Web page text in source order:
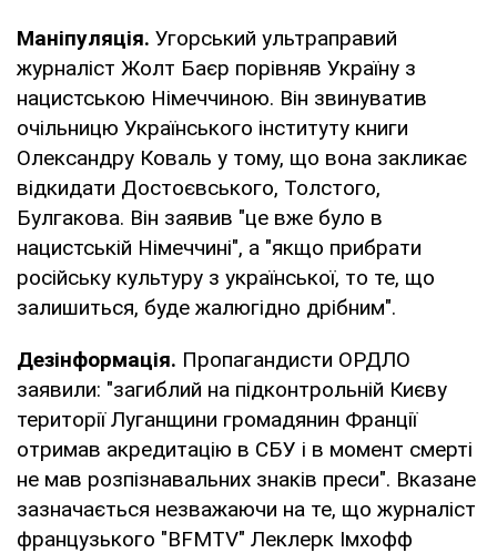
Маніпуляція. Угорський ультраправий
журналіст Жолт Баєр порівняв Україну з
нацистською Німеччиною. Він звинуватив
очільницю Українського інституту книги
Олександру Коваль у тому, що вона закликає
відкидати Достоєвського, Толстого,
Булгакова. Він заявив "це вже було в
нацистській Німеччині", а "якщо прибрати
російську культуру з української, то те, що
залишиться, буде жалюгідно дрібним".
Дезінформація. Пропагандисти ОРДЛО
заявили: "загиблий на підконтрольній Києву
території Луганщини громадянин Франції
отримав акредитацію в СБУ і в момент смерті
не мав розпізнавальних знаків преси". Вказане
зазначається незважаючи на те, що журналіст
французького "BFMTV" Леклерк Імхофф